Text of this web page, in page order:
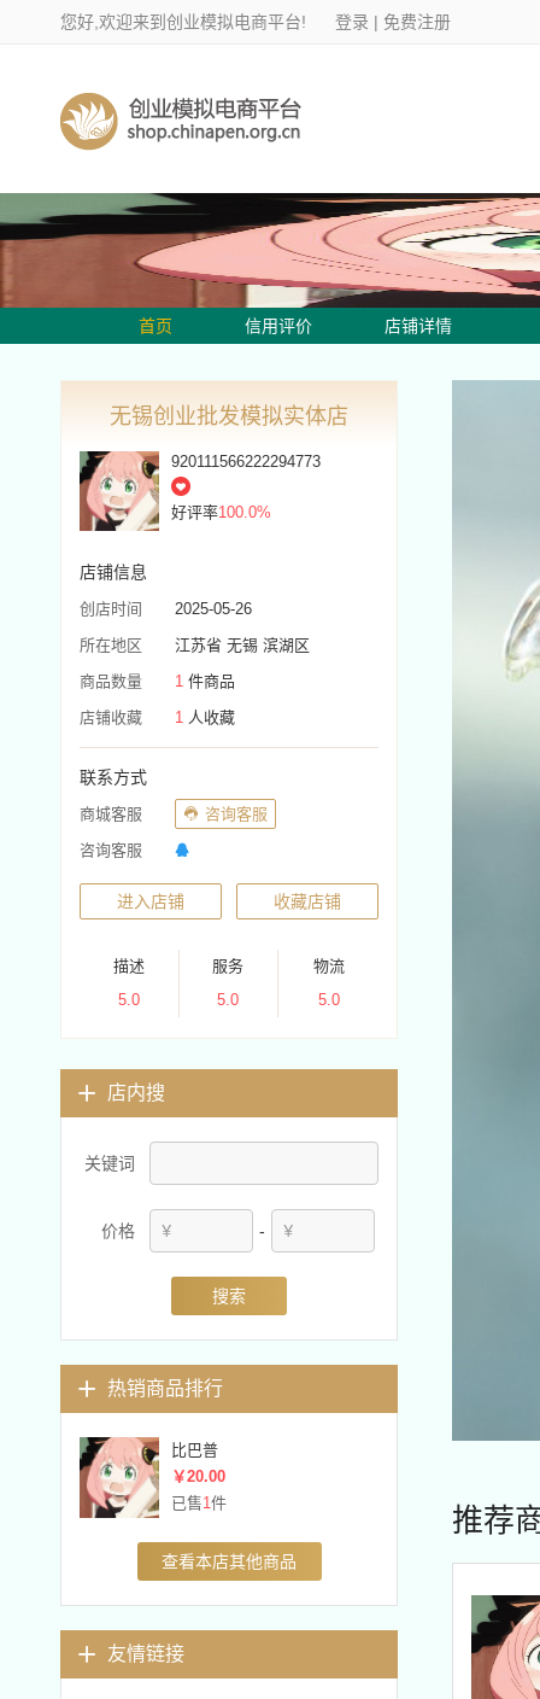
您好,欢迎来到创业模拟电商平台! 登录 | 免费注册
首页 信用评价 店铺详情
无锡创业批发模拟实体店
920111566222294773
好评率100.0%
店铺信息
创店时间
2025-05-26
所在地区
江苏省 无锡 滨湖区
商品数量
1 件商品
店铺收藏
1 人收藏
联系方式
商城客服
咨询客服
咨询客服
进入店铺 收藏店铺
描述
5.0
服务
5.0
物流
5.0
店内搜
关键词
价格 -
搜索
热销商品排行
比巴普
￥20.00
已售1件
查看本店其他商品
友情链接
推荐